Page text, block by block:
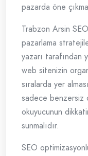
pazarda öne
Trabzon Arsin
pazarlama
yazarı tarafından
web sitenizin
sıralarda yer
sadece benzersiz
okuyucunun
sunmalıdır.
SEO